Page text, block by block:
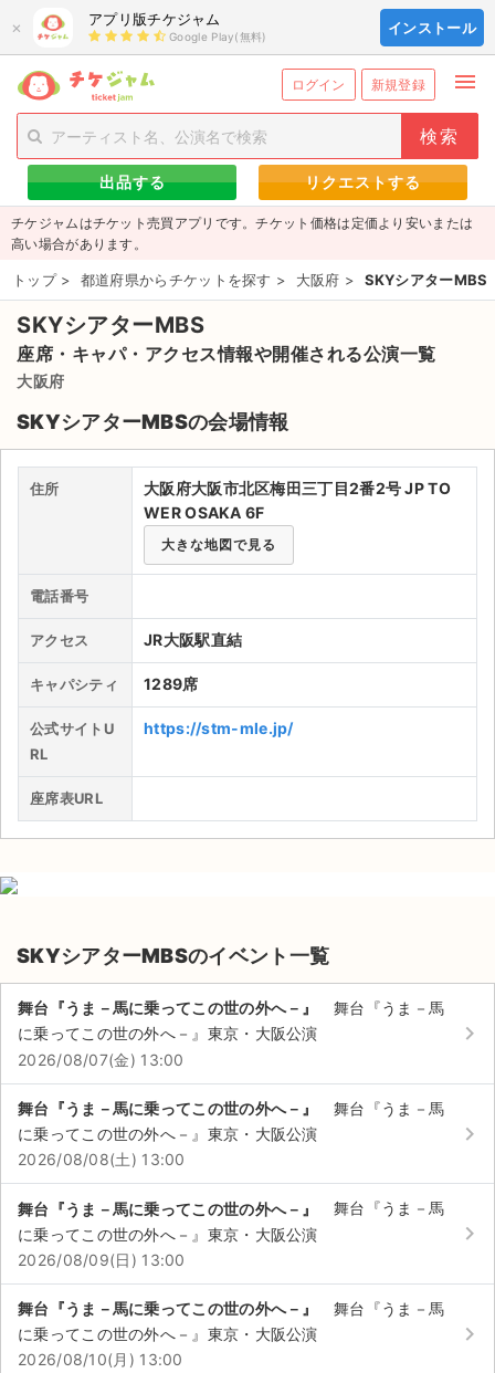
× アプリ版チケジャム
Google Play(無料) インストール
ログイン 新規登録 menu
person_add 新規会員登録 exit_to_app ログイン
チケットを探す
新着チケット
値下げしたチケット
都道府県からチケットを探す
もうすぐ開催のチケット
チケットのリクエスト一覧
取扱チケット
ライブ・コンサート（国内）
ライブ・コンサート（海外）
スポーツ
演劇・ミュージカル
ご利用ガイド
ご利用ガイド
手数料・お支払い方法
AIに質問する
出品する リクエストする
チケジャムはチケット売買アプリです。チケット価格は定価より安いまたは
高い場合があります。
トップ > 都道府県からチケットを探す > 大阪府 > SKYシアターMBS
SKYシアターMBS
座席・キャパ・アクセス情報や開催される公演一覧
大阪府
SKYシアターMBSの会場情報
住所
大阪府大阪市北区梅田三丁目2番2号 JP TO
WER OSAKA 6F
大きな地図で見る
電話番号
アクセス JR大阪駅直結
キャパシティ 1289席
公式サイトU
RL
https://stm-mle.jp/
座席表URL
SKYシアターMBSのイベント一覧
舞台『うま－馬に乗ってこの世の外へ－』
舞台『うま－馬
に乗ってこの世の外へ－』東京・大阪公演
2026/08/07(金) 13:00
keyboard_arrow_right
舞台『うま－馬に乗ってこの世の外へ－』
舞台『うま－馬
に乗ってこの世の外へ－』東京・大阪公演
2026/08/08(土) 13:00
keyboard_arrow_right
舞台『うま－馬に乗ってこの世の外へ－』
舞台『うま－馬
に乗ってこの世の外へ－』東京・大阪公演
2026/08/09(日) 13:00
keyboard_arrow_right
舞台『うま－馬に乗ってこの世の外へ－』
舞台『うま－馬
に乗ってこの世の外へ－』東京・大阪公演
2026/08/10(月) 13:00
keyboard_arrow_right